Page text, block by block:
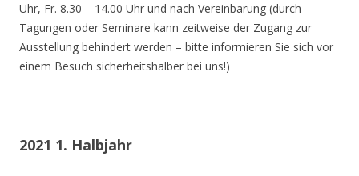
Uhr, Fr. 8.30 – 14.00 Uhr und nach Vereinbarung (durch
Tagungen oder Seminare kann zeitweise der Zugang zur
Ausstellung behindert werden – bitte informieren Sie sich vor
einem Besuch sicherheitshalber bei uns!)
2021 1. Halbjahr